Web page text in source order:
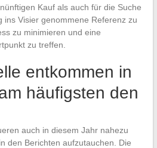
Kauf als auch für die Suche
ins Visier genommene Referenz zu
zu minimieren und eine
zu treffen.
entkommen in
häufigsten den
auch in diesem Jahr nahezu
den Berichten aufzutauchen. Die